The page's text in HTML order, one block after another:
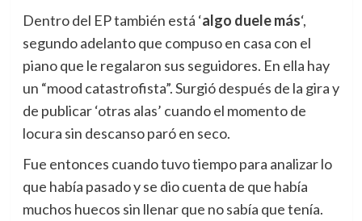
Dentro del EP también está ‘algo duele más‘,
segundo adelanto que compuso en casa con el
piano que le regalaron sus seguidores. En ella hay
un “mood catastrofista”. Surgió después de la gira y
de publicar ‘otras alas’ cuando el momento de
locura sin descanso paró en seco.
Fue entonces cuando tuvo tiempo para analizar lo
que había pasado y se dio cuenta de que había
muchos huecos sin llenar que no sabía que tenía.